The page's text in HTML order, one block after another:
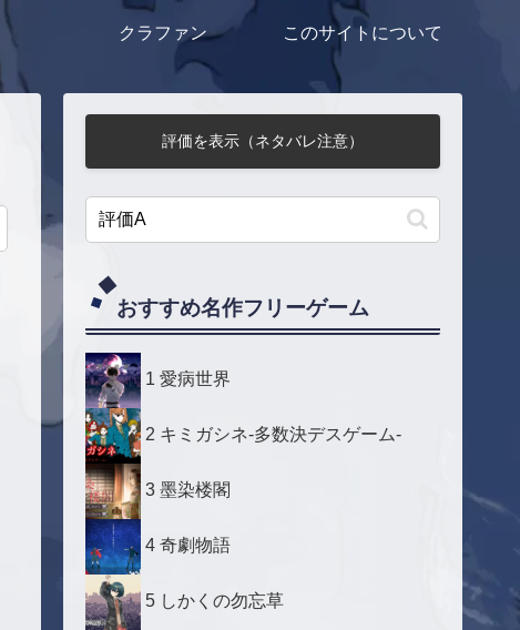
クラファン このサイトについて
評価を表示（ネタバレ注意）
おすすめ名作フリーゲーム
1 愛病世界
2 キミガシネ-多数決デスゲーム-
3 墨染楼閣
4 奇劇物語
5 しかくの勿忘草